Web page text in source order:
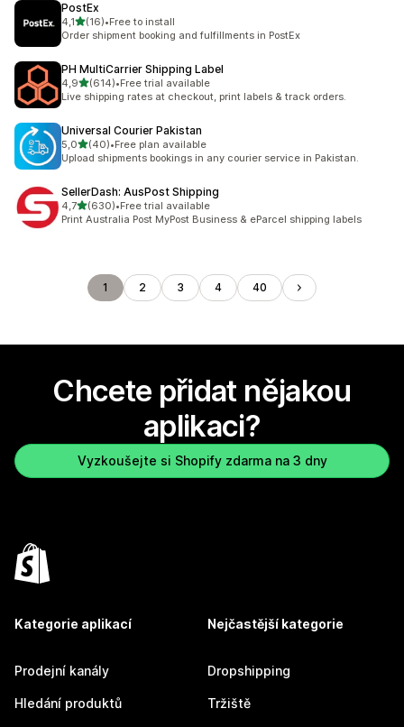
PostEx
4,1z 5 hvězd
(16)
Celkový počet recenzí: 16
•Free to install
Order shipment booking and fulfillments in PostEx
PH MultiCarrier Shipping Label
4,9z 5 hvězd
(614)
Celkový počet recenzí: 614
•Free trial available
Live shipping rates at checkout, print labels & track orders.
Universal Courier Pakistan
5,0z 5 hvězd
(40)
Celkový počet recenzí: 40
•Free plan available
Upload shipments bookings in any courier service in Pakistan.
SellerDash: AusPost Shipping
4,7z 5 hvězd
(630)
Celkový počet recenzí: 630
•Free trial available
Print Australia Post MyPost Business & eParcel shipping labels
1 2 3 4 40
Chcete přidat nějakou
aplikaci?
Vyzkoušejte si Shopify zdarma na 3 dny
Kategorie aplikací
Prodejní kanály
Hledání produktů
Nejčastější kategorie
Dropshipping
Tržiště